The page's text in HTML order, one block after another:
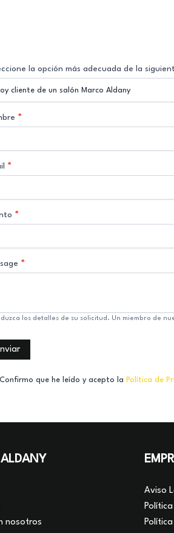
la opción más adecuada de la
*
*
*
*
los detalles de su solicitud. Un miembro de
Confirmo que he leído y acepto la Política de
nosotros
Aviso